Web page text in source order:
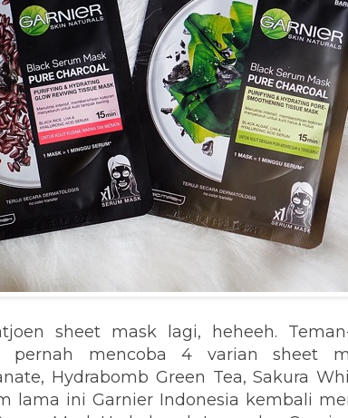
sheet mask lagi, heheeh.
pernah mencoba 4 varian sheet
Hydrabomb Green Tea, Sakura
lama ini Garnier Indonesia kembali